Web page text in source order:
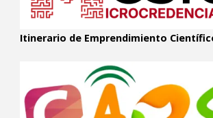
Itinerario de Emprendimiento